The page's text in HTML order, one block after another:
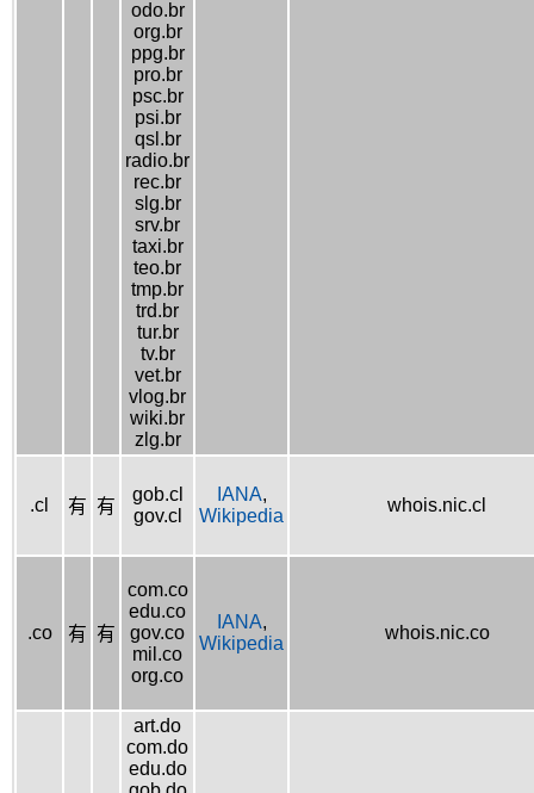
odo.br
org.br
ppg.br
pro.br
psc.br
psi.br
qsl.br
radio.br
rec.br
slg.br
srv.br
taxi.br
teo.br
tmp.br
trd.br
tur.br
tv.br
vet.br
vlog.br
wiki.br
zlg.br
.cl 有 有
gob.cl
gov.cl
IANA,
Wikipedia
whois.nic.cl
.co 有 有
com.co
edu.co
gov.co
mil.co
org.co
IANA,
Wikipedia
whois.nic.co
art.do
com.do
edu.do